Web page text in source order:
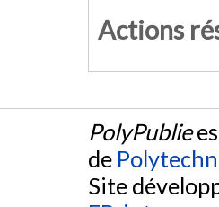
Actions
PolyPublie
de
Site